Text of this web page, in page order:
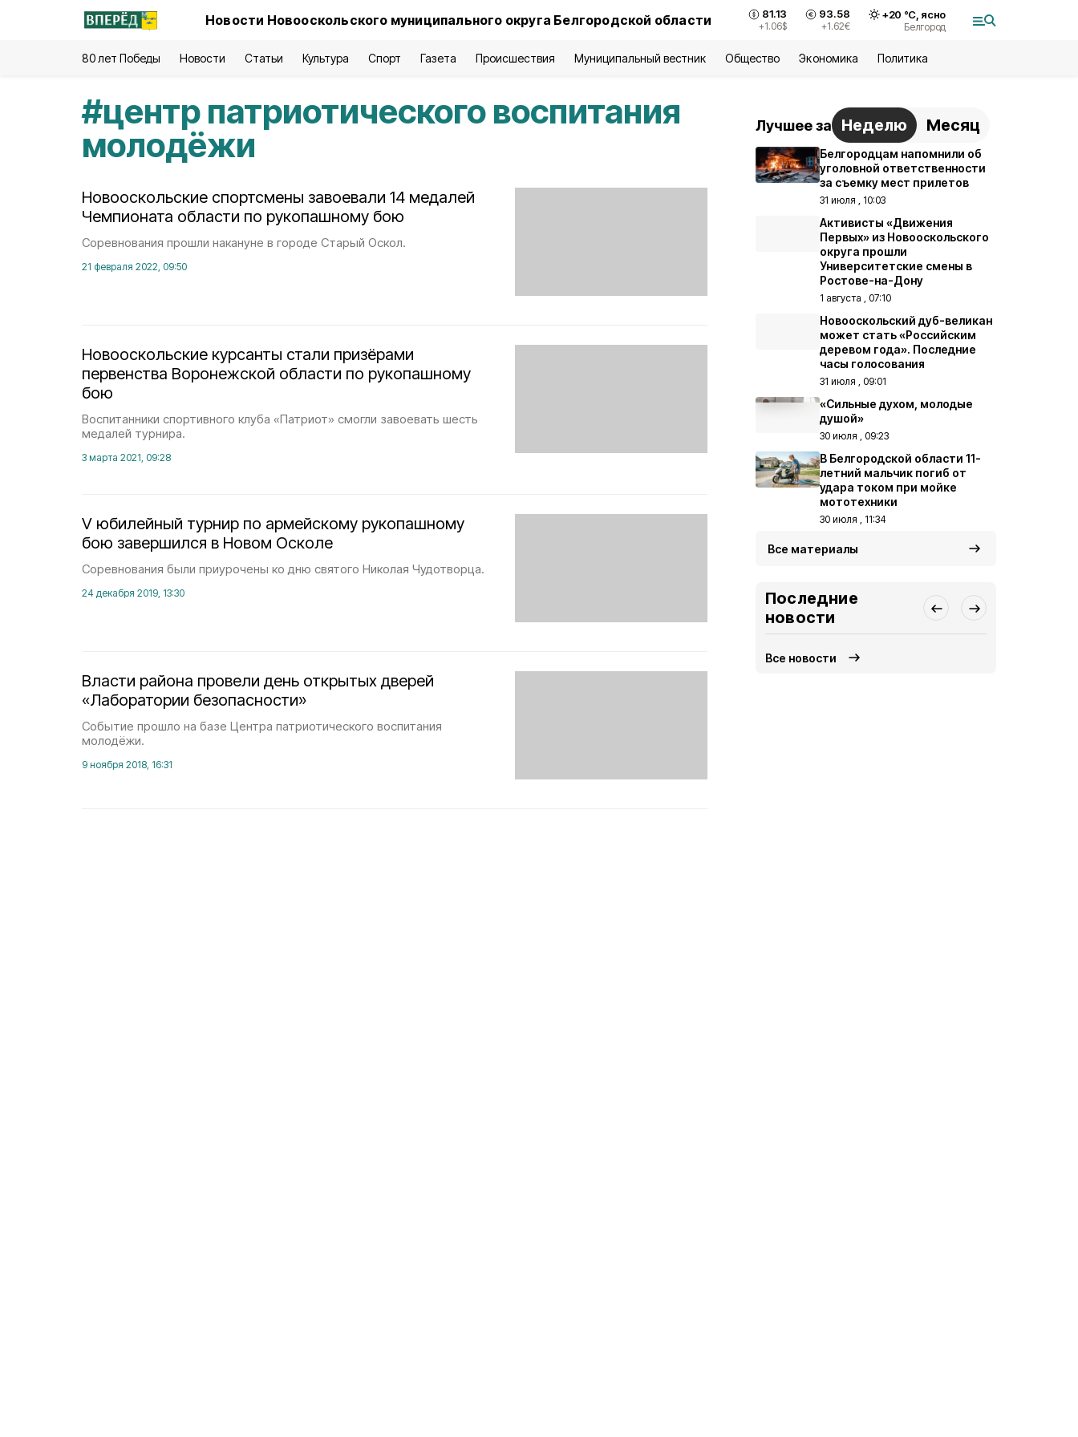
Новости Новооскольского муниципального округа Белгородской области 81.13
+1.06$
93.58
+1.62€
+20 °С, ясно
Белгород
80 лет Победы Новости Статьи Культура Спорт Газета Происшествия Муниципальный вестник Общество Экономика Политика
#центр патриотического воспитания
молодёжи
Новооскольские спортсмены завоевали 14 медалей
Чемпионата области по рукопашному бою
Соревнования прошли накануне в городе Старый Оскол.
21 февраля 2022, 09:50
Новооскольские курсанты стали призёрами
первенства Воронежской области по рукопашному
бою
Воспитанники спортивного клуба «Патриот» смогли завоевать шесть
медалей турнира.
3 марта 2021, 09:28
V юбилейный турнир по армейскому рукопашному
бою завершился в Новом Осколе
Соревнования были приурочены ко дню святого Николая Чудотворца.
24 декабря 2019, 13:30
Власти района провели день открытых дверей
«Лаборатории безопасности»
Событие прошло на базе Центра патриотического воспитания
молодёжи.
9 ноября 2018, 16:31
Лучшее за Неделю Месяц
Белгородцам напомнили об
уголовной ответственности
за съемку мест прилетов
31 июля , 10:03
Активисты «Движения
Первых» из Новооскольского
округа прошли
Университетские смены в
Ростове-на-Дону
1 августа , 07:10
Новооскольский дуб-великан
может стать «Российским
деревом года». Последние
часы голосования
31 июля , 09:01
«Сильные духом, молодые
душой»
30 июля , 09:23
В Белгородской области 11-
летний мальчик погиб от
удара током при мойке
мототехники
30 июля , 11:34
Все материалы
Последние
новости
Все новости